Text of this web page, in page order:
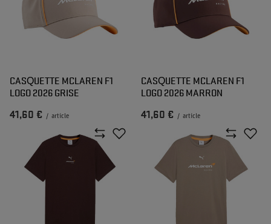
CASQUETTE MCLAREN F1
LOGO 2026 GRISE
41,60 € / article
CASQUETTE MCLAREN F1
LOGO 2026 MARRON
41,60 € / article